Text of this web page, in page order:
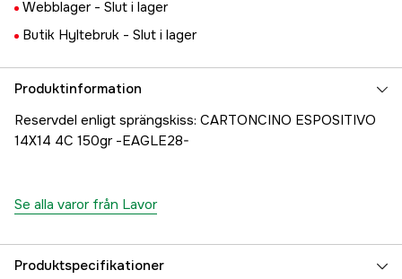
Webblager - Slut i lager
Butik Hyltebruk - Slut i lager
Produktinformation
Reservdel enligt sprängskiss: CARTONCINO ESPOSITIVO
14X14 4C 150gr -EAGLE28-
Se alla varor från Lavor
Produktspecifikationer